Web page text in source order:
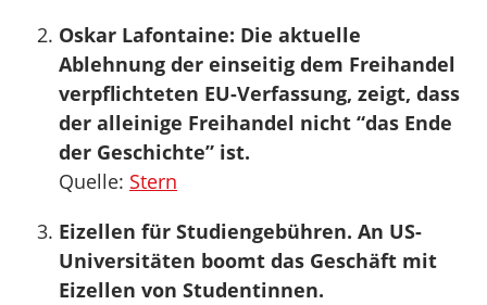
Oskar Lafontaine: Die aktuelle
Ablehnung der einseitig dem Freihandel
verpflichteten EU-Verfassung, zeigt, dass
der alleinige Freihandel nicht “das Ende
der Geschichte” ist.
Quelle: Stern
Eizellen für Studiengebühren. An US-
Universitäten boomt das Geschäft mit
Eizellen von Studentinnen.